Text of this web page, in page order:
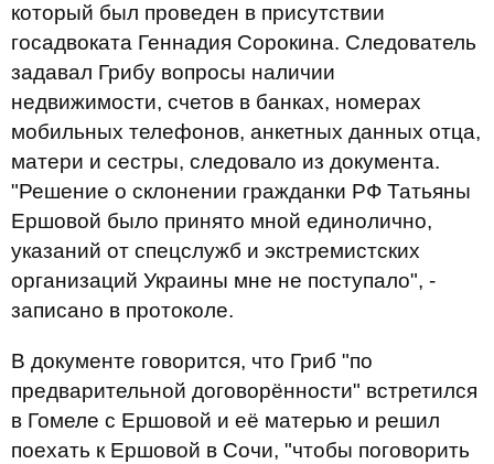
который был проведен в присутствии
госадвоката Геннадия Сорокина. Следователь
задавал Грибу вопросы наличии
недвижимости, счетов в банках, номерах
мобильных телефонов, анкетных данных отца,
матери и сестры, следовало из документа.
"Решение о склонении гражданки РФ Татьяны
Ершовой было принято мной единолично,
указаний от спецслужб и экстремистских
организаций Украины мне не поступало", -
записано в протоколе.
В документе говорится, что Гриб "по
предварительной договорённости" встретился
в Гомеле с Ершовой и её матерью и решил
поехать к Ершовой в Сочи, "чтобы поговорить